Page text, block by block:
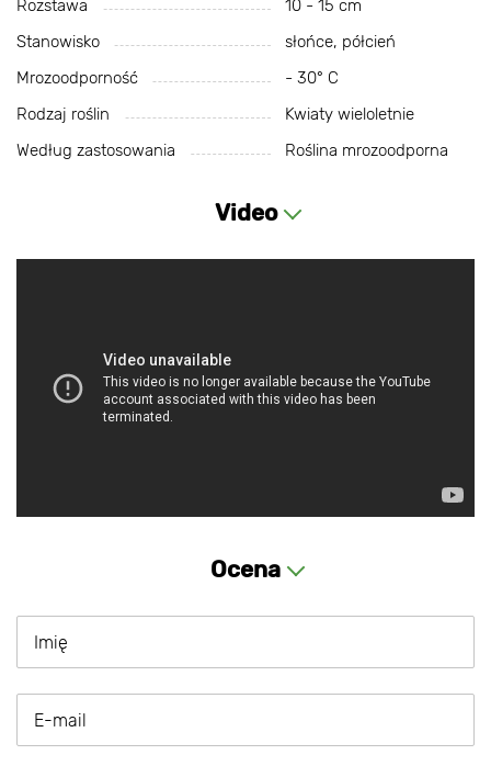
Rozstawa
10 - 15 cm
Stanowisko
słońce, półcień
Mrozoodporność
- 30° С
Rodzaj roślin
Kwiaty wieloletnie
Według zastosowania
Roślina mrozoodporna
Video
Ocena